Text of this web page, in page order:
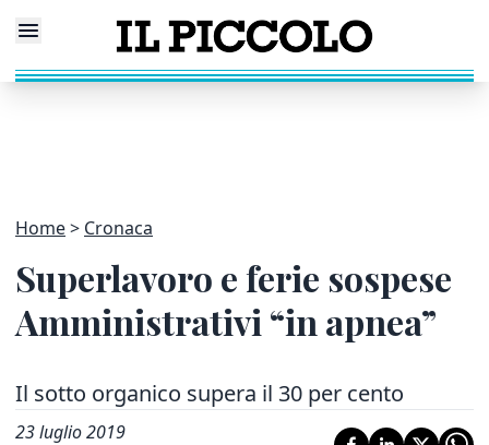
Home Cronaca
Superlavoro e ferie sospese
Amministrativi “in apnea”
Il sotto organico supera il 30 per cento
23 luglio 2019